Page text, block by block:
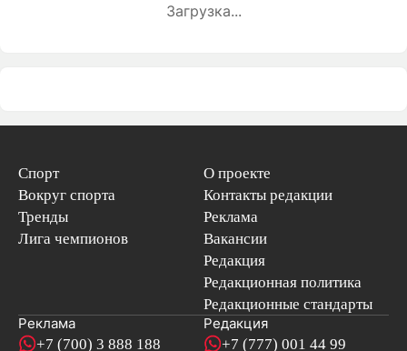
Загрузка...
Спорт
Вокруг спорта
Тренды
Лига чемпионов
О проекте
Контакты редакции
Реклама
Вакансии
Редакция
Редакционная политика
Редакционные стандарты
Реклама
+7 (700) 3 888 188
Редакция
+7 (777) 001 44 99